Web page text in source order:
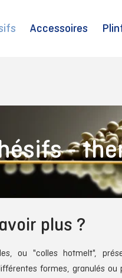
Accessoires
-
plus ?
ou "colles hotmelt",
formes, granulés